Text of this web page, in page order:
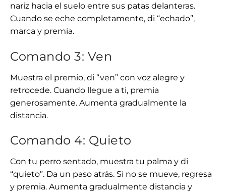
nariz hacia el suelo entre sus patas delanteras.
Cuando se eche completamente, di “echado”,
marca y premia.
Comando 3: Ven
Muestra el premio, di “ven” con voz alegre y
retrocede. Cuando llegue a ti, premia
generosamente. Aumenta gradualmente la
distancia.
Comando 4: Quieto
Con tu perro sentado, muestra tu palma y di
“quieto”. Da un paso atrás. Si no se mueve, regresa
y premia. Aumenta gradualmente distancia y